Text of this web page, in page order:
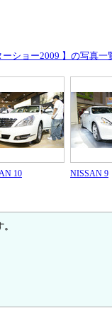
ーショー2009 】の写真一
10 NISSAN 9